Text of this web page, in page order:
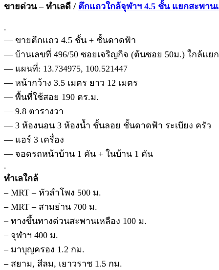
ขายด่วน – ทำเลดี / ตึกแถวใกล้จุฬาฯ 4.5 ชั้น แยกสะพาน
.
— ขายตึกแถว 4.5 ชั้น + ชั้นดาดฟ้า
— บ้านเลขที่ 496/50 ซอยเจริญกิจ (ต้นซอย 50ม.) ใกล้แย
— แผนที่: 13.734975, 100.521447
— หน้ากว้าง 3.5 เมตร ยาว 12 เมตร
— พื้นที่ใช้สอย 190 ตร.ม.
— 9.8 ตารางวา
— 3 ห้องนอน 3 ห้องน้ำ ชั้นลอย ชั้นดาดฟ้า ระเบียง ครัว
— แอร์ 3 เครื่อง
— จอดรถหน้าบ้าน 1 คัน + ในบ้าน 1 คัน
.
ทำเลใกล้
– MRT – หัวลำโพง 500 ม.
– MRT – สามย่าน 700 ม.
– ทางขึ้นทางด่วนสะพานเหลือง 100 ม.
– จุฬาฯ 400 ม.
– มาบุญครอง 1.2 กม.
– สยาม, สีลม, เยาวราช 1.5 กม.